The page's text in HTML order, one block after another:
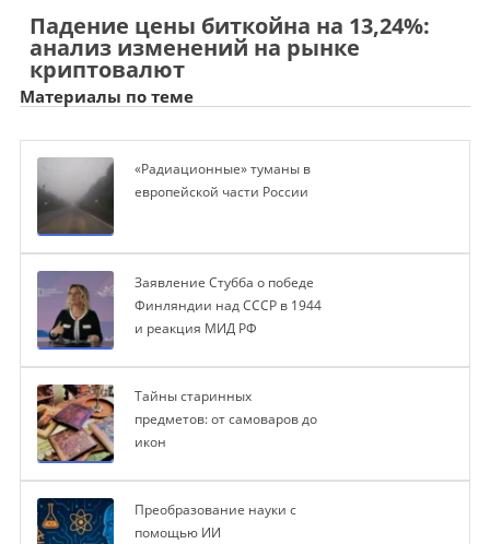
Падение цены биткойна на 13,24%:
анализ изменений на рынке
криптовалют
Материалы по теме
«Радиационные» туманы в
европейской части России
Заявление Стубба о победе
Финляндии над СССР в 1944
и реакция МИД РФ
Тайны старинных
предметов: от самоваров до
икон
Преобразование науки с
помощью ИИ